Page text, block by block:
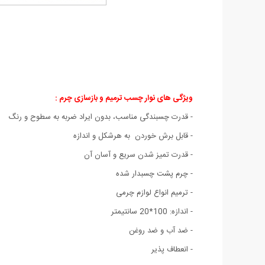
ویژگی های نوار چسب ترمیم و بازسازی چرم :
- قدرت چسبندگی مناسب، بدون ایراد ضربه به سطوح و رنگ
- قابل برش خوردن به هرشکل و اندازه
- قدرت تمیز شدن سریع و آسان آن
- چرم پشت چسبدار شده
- ترمیم انواع لوازم چرمی
- اندازه: 100*20 سانتیمتر
- ضد آب و ضد روغن
- انعطاف پذیر